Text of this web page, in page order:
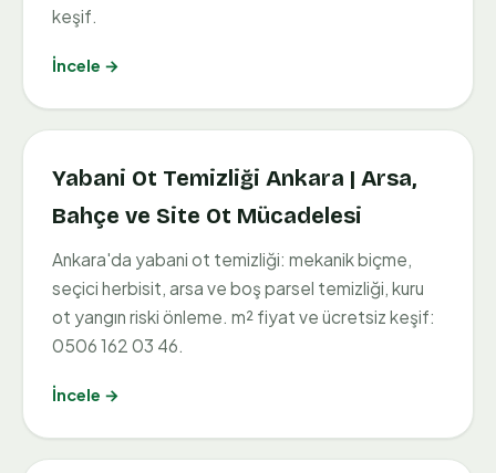
keşif.
İncele →
Yabani Ot Temizliği Ankara | Arsa,
Bahçe ve Site Ot Mücadelesi
Ankara'da yabani ot temizliği: mekanik biçme,
seçici herbisit, arsa ve boş parsel temizliği, kuru
ot yangın riski önleme. m² fiyat ve ücretsiz keşif:
0506 162 03 46.
İncele →